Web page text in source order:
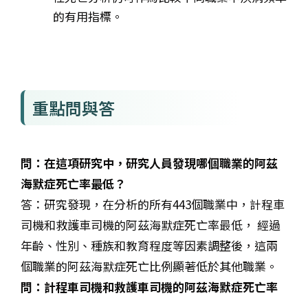
的有用指標。
重點問與答
問：在這項研究中，研究人員發現哪個職業的阿茲
海默症死亡率最低？
答：研究發現，在分析的所有443個職業中， 計程車
司機和救護車司機的阿茲海默症死亡率最低， 經過
年齡、性別、種族和教育程度等因素調整後，這兩
個職業的阿茲海默症死亡比例顯著低於其他職業 。
問： 計程車司機和救護車司機的阿茲海默症死亡率